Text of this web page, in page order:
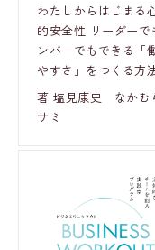
わたしからはじまる
的安全性 リーダーで
ンバーでもできる「
やすさ」をつくる方
著 塩見康史 なかむ
サミ